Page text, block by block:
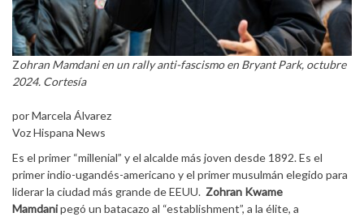
Zohran Mamdani en un rally anti-fascismo en Bryant Park, octubre
2024. Cortesía
por Marcela Álvarez
Voz Hispana News
Es el primer “millenial” y el alcalde más joven desde 1892. Es el
primer indio-ugandés-americano y el primer musulmán elegido para
liderar la ciudad más grande de EEUU. Zohran Kwame
Mamdanipegó un batacazo al “establishment”, a la élite, a